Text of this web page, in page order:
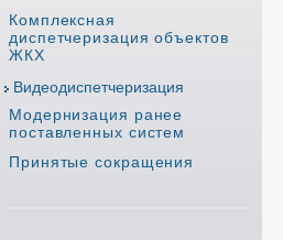
Комплексная
диспетчеризация объектов
ЖКХ
Видеодиспетчеризация
Модернизация ранее
поставленных систем
Принятые сокращения